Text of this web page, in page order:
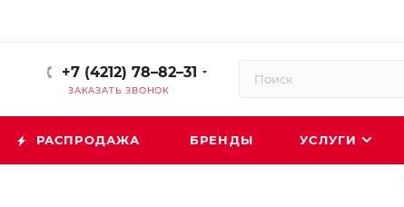
+7 (4212) 78–82–31
ЗАКАЗАТЬ ЗВОНОК
РАСПРОДАЖА БРЕНДЫ УСЛУГИ